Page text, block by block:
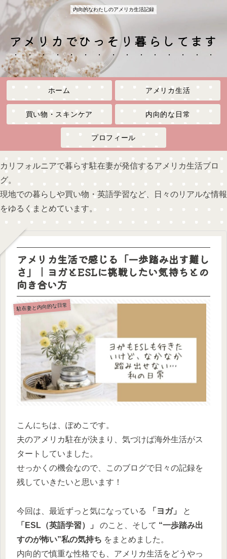
内向的なわたしのアメリカ生活記録
アメリカでひっそり暮らしてます
ホーム アメリカ生活
買い物・スキンケア 内向的な日常
プロフィール
カリフォルニアで暮らす駐在妻が発信するアメリカ生活ブロ
グ。
現地での暮らしや買い物・英語学習など、日々のリアルな情報
をゆるくまとめています。
アメリカ生活で感じる「一歩踏み出す難し
さ」｜ヨガとESLに挑戦したい気持ちとの
向き合い方
駐在妻と内向的な日常
こんにちは、ぽめこです。
夫のアメリカ駐在が決まり、気づけば海外生活がス
タートしていました。
せっかくの機会なので、このブログで日々の記録を
残していきたいと思います！
今回は、最近ずっと気になっている 「ヨガ」
と
「ESL（英語学習）」
のこと、そして “一歩踏み出
すのが怖い”私の気持ち をまとめました。
内向的で慎重な性格でも、アメリカ生活をどうやっ